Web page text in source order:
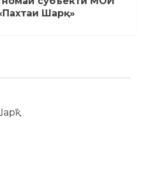
Шарқ»